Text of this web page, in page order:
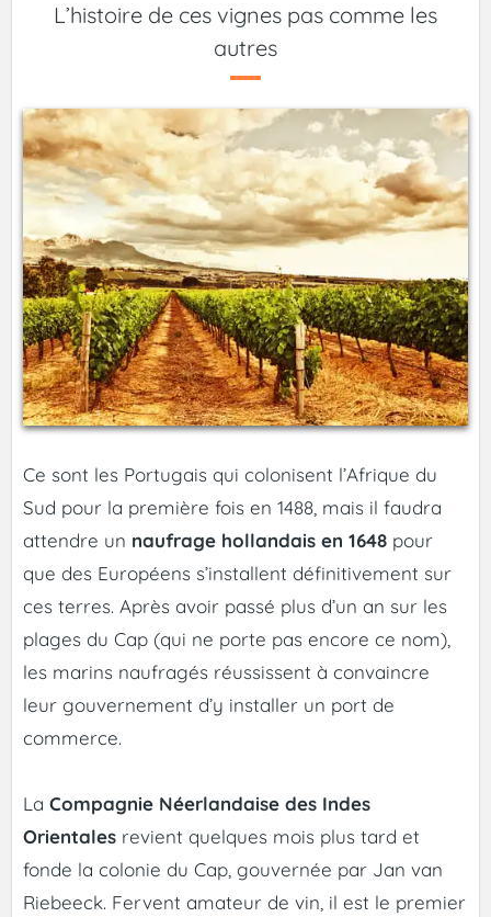
L’histoire de ces vignes pas comme les
autres
Ce sont les Portugais qui colonisent l’Afrique du
Sud pour la première fois en 1488, mais il faudra
attendre un naufrage hollandais en 1648 pour
que des Européens s’installent définitivement sur
ces terres. Après avoir passé plus d’un an sur les
plages du Cap (qui ne porte pas encore ce nom),
les marins naufragés réussissent à convaincre
leur gouvernement d’y installer un port de
commerce.
La Compagnie Néerlandaise des Indes
Orientales revient quelques mois plus tard et
fonde la colonie du Cap, gouvernée par Jan van
Riebeeck. Fervent amateur de vin, il est le premier